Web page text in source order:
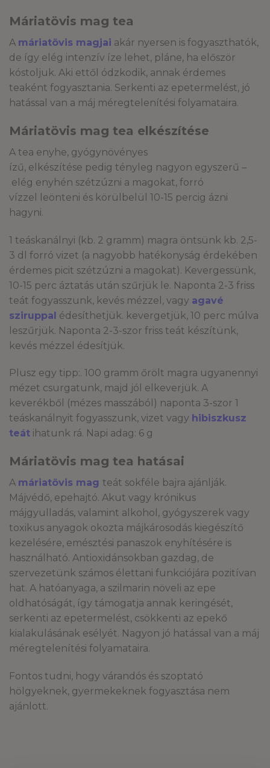
Máriatövis mag tea
A máriatövis magjai akár nyersen is fogyaszthatók,
de így elég intenzív íze lehet, pláne, ha először
kóstoljuk. Aki ettől ódzkodik, annak érdemes
teaként fogyasztania. Serkenti az epetermelést, jó
hatással van a máj méregtelenítési folyamataira.
Máriatövis mag tea elkészítése
A tea enyhe, gyógynövényes
ízű, elkészítése pedig tényleg nagyon egyszerű –
elég enyhén szétzúzni a magokat, forró
vízzel leönteni és körülbelül 10-15 percig ázni
hagyni.
1 teáskanálnyi (kb. 2 gramm) magra öntsünk kb. 2,5-
3 dl forró vizet (a nagyobb hatékonyság érdekében
érdemes picit szétzúzni a magokat). Kevergessünk,
10-15 perc áztatás után szűrjük le. Naponta 2-3 friss
teát fogyasszunk, kevés mézzel, vagy agavé
sziruppal édesíthetjük. kevergetjük, 10 perc múlva
leszűrjük. Naponta 2-3-szor friss teát készítünk,
kevés mézzel édesítjük.
Plusz egy tipp:. 100 gramm őrölt magra ugyanennyi
mézet csurgatunk, majd jól elkeverjük. A
keverékből (mézes masszából) naponta 3-szor 1
teáskanálnyit fogyasszunk, vizet vagy hibiszkusz
teát ihatunk rá. Napi adag: 6 g
Máriatövis mag tea hatásai
A máriatövis mag teát sokféle bajra ajánlják.
Májvédő, epehajtó. Akut vagy krónikus
májgyulladás, valamint alkohol, gyógyszerek vagy
toxikus anyagok okozta májkárosodás kiegészítő
kezelésére, emésztési panaszok enyhítésére is
használható. Antioxidánsokban gazdag, de
szervezetünk számos élettani funkciójára pozitívan
hat. A hatóanyaga, a szilmarin növeli az epe
oldhatóságát, így támogatja annak keringését,
serkenti az epetermelést, csökkenti az epekő
kialakulásának esélyét. Nagyon jó hatással van a máj
méregtelenítési folyamataira.
Fontos tudni, hogy várandós és szoptató
hölgyeknek, gyermekeknek fogyasztása nem
ajánlott.